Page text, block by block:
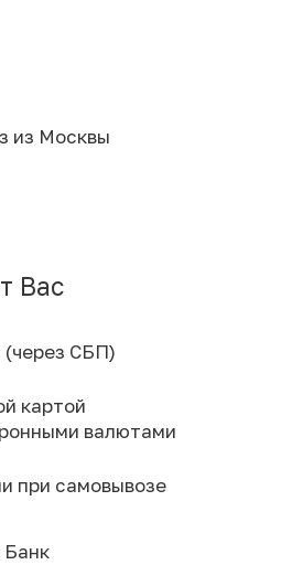
из Москвы
Вас
(через СБП)
картой
валютами
при самовывозе